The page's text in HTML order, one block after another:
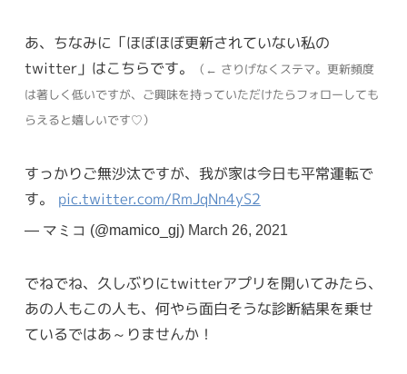
あ、ちなみに「ほぼほぼ更新されていない私の
twitter」はこちらです。
（← さりげなくステマ。更新頻度
は著しく低いですが、ご興味を持っていただけたらフォローしても
らえると嬉しいです♡）
すっかりご無沙汰ですが、我が家は今日も平常運転で
す。 pic.twitter.com/RmJqNn4yS2
— マミコ (@mamico_gj) March 26, 2021
でねでね、久しぶりにtwitterアプリを開いてみたら、
あの人もこの人も、何やら面白そうな診断結果を乗せ
ているではあ～りませんか！